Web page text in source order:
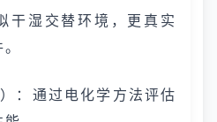
干湿交替环境，更真实
：通过电化学方法评估